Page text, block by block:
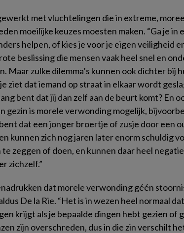
met vluchtelingen die in extreme,
moeilijke keuzes moesten maken. “Ga je in
helpen, of kies je voor je eigen veiligheid
beslissing die mensen vaak heel snel en
Maar zulke dilemma’s kunnen ook dichter bij
ziet dat iemand op straat in elkaar wordt
bent dat jij dan zelf aan de beurt komt? En
gezin is morele verwonding mogelijk,
dat een jonger broertje of zusje door een
kunnen zich nog jaren later enorm schuldig
zeggen of doen, en kunnen daar heel
zichzelf.”
dat morele verwonding géén
De la Rie. “Het is in wezen heel normaal
krijgt als je bepaalde dingen hebt gezien of
zijn overschreden, dus in die zin verschilt